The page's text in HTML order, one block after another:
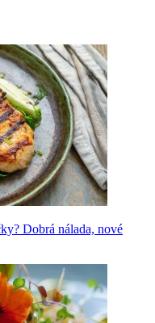
Dobrá nálada, nové